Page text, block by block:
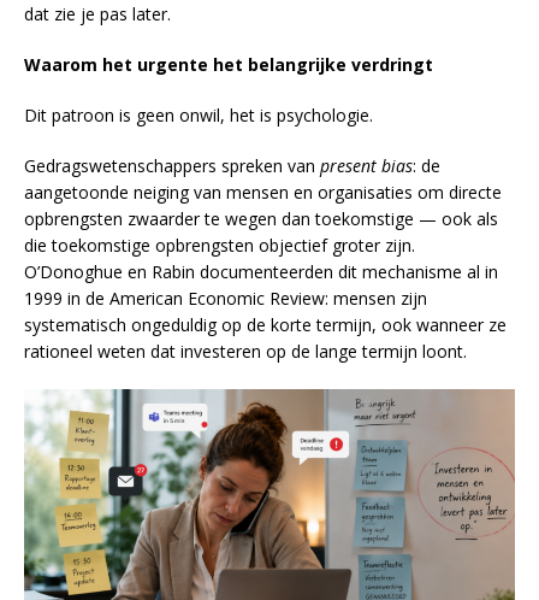
dat zie je pas later.
Waarom het urgente het belangrijke verdringt
Dit patroon is geen onwil, het is psychologie.
Gedragswetenschappers spreken van present bias: de
aangetoonde neiging van mensen en organisaties om directe
opbrengsten zwaarder te wegen dan toekomstige — ook als
die toekomstige opbrengsten objectief groter zijn.
O’Donoghue en Rabin documenteerden dit mechanisme al in
1999 in de American Economic Review: mensen zijn
systematisch ongeduldig op de korte termijn, ook wanneer ze
rationeel weten dat investeren op de lange termijn loont.